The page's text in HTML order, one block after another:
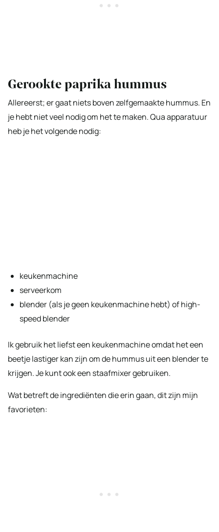
Gerookte paprika hummus
Allereerst; er gaat niets boven zelfgemaakte hummus. En
je hebt niet veel nodig om het te maken. Qua apparatuur
heb je het volgende nodig:
keukenmachine
serveerkom
blender (als je geen keukenmachine hebt) of high-
speed blender
Ik gebruik het liefst een keukenmachine omdat het een
beetje lastiger kan zijn om de hummus uit een blender te
krijgen. Je kunt ook een staafmixer gebruiken.
Wat betreft de ingrediënten die erin gaan, dit zijn mijn
favorieten: